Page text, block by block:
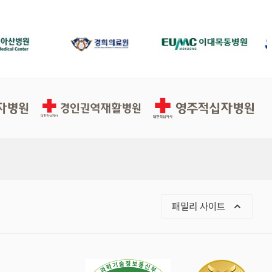
경인권역재활병원 영주적십자병원
패밀리 사이트 목록 열기